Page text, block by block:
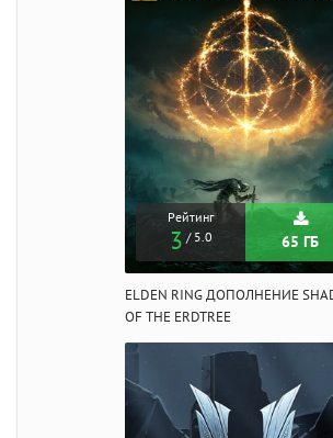
Рейтинг
3 / 5.0 65 ГБ
ELDEN RING ДОПОЛНЕНИЕ
OF THE ERDTREE